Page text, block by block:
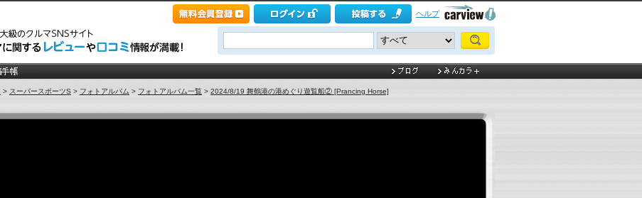
ヘルプ
> スーパースポーツS > フォトアルバム > フォトアルバム一覧 > 2024/8/19 舞鶴港の港めぐり遊覧船② [Prancing Horse]